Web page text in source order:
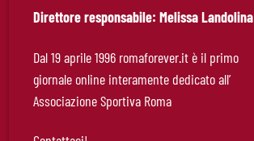
Direttore responsabile: Melissa Landolina
Dal 19 aprile 1996 romaforever.it è il primo
giornale online interamente dedicato all’
Associazione Sportiva Roma